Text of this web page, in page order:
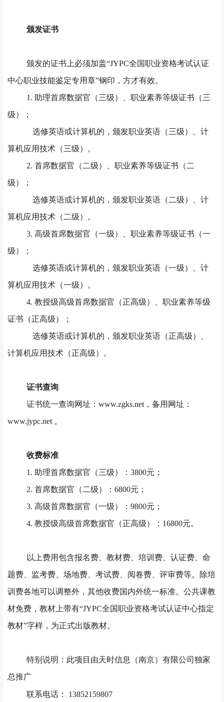
颁发证书
颁发的证书上必须加盖“JYPC全国职业资格考试认证
中心职业技能鉴定专用章”钢印，方才有效。
1. 助理首席数据官（三级）、职业素养等级证书（三
级）；
选修英语或计算机的，颁发职业英语（三级）、计
算机应用技术（三级）。
2. 首席数据官（二级）、职业素养等级证书（二
级）；
选修英语或计算机的，颁发职业英语（二级）、计
算机应用技术（二级）。
3. 高级首席数据官（一级）、职业素养等级证书（一
级）；
选修英语或计算机的，颁发职业英语（一级）、计
算机应用技术（一级）。
4. 教授级高级首席数据官（正高级）、职业素养等级
证书（正高级）；
选修英语或计算机的，颁发职业英语（正高级）、
计算机应用技术（正高级）。
证书查询
证书统一查询网址： www.zgks.net，备用网址：
www.jypc.net 。
收费标准
1. 助理首席数据官（三级）：3800元；
2. 首席数据官（二级）：6800元；
3. 高级首席数据官（一级）：9800元；
4. 教授级高级首席数据官（正高级）：16800元。
以上费用包含报名费、教材费、培训费、认证费、命
题费、监考费、场地费、考试费、阅卷费、评审费等。除培
训费各地可以调整外，其他收费国内外统一标准。公共课教
材免费，教材上带有“JYPC全国职业资格考试认证中心指定
教材”字样，为正式出版教材。
特别说明：此项目由天时信息（南京）有限公司独家
总推广
联系电话： 13852159807